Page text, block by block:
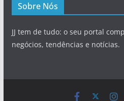
Sobre Nós
JJ tem de tudo: o seu portal
negócios, tendências e notícias.